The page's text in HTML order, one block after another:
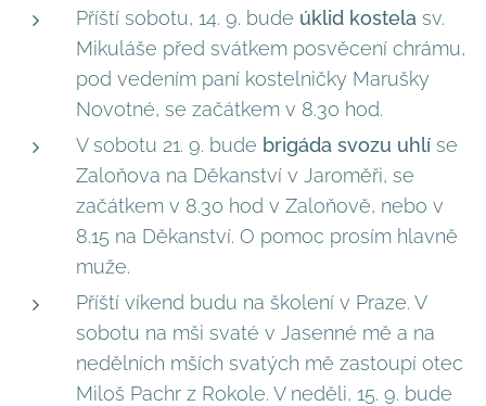
Příští sobotu, 14. 9. bude úklid kostela sv.
Mikuláše před svátkem posvěcení chrámu,
pod vedením paní kostelničky Marušky
Novotné, se začátkem v 8.30 hod.
V sobotu 21. 9. bude brigáda svozu uhlí se
Zaloňova na Děkanství v Jaroměři, se
začátkem v 8.30 hod v Zaloňově, nebo v
8.15 na Děkanství. O pomoc prosím hlavně
muže.
Příští víkend budu na školení v Praze. V
sobotu na mši svaté v Jasenné mě a na
nedělních mších svatých mě zastoupí otec
Miloš Pachr z Rokole. V neděli, 15. 9. bude